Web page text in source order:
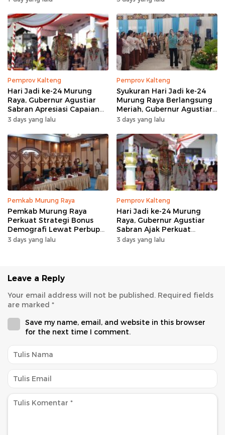
Pemprov Kalteng
Hari Jadi ke-24 Murung
Raya, Gubernur Agustiar
Sabran Apresiasi Capaian
Pembangunan
3 days yang lalu
Pemprov Kalteng
Syukuran Hari Jadi ke-24
Murung Raya Berlangsung
Meriah, Gubernur Agustiar
Sabran Hibur Masyarakat
3 days yang lalu
Pemkab Murung Raya
Pemkab Murung Raya
Perkuat Strategi Bonus
Demografi Lewat Perbup
Nomor 14 Tahun 2026
3 days yang lalu
Pemprov Kalteng
Hari Jadi ke-24 Murung
Raya, Gubernur Agustiar
Sabran Ajak Perkuat
Sinergi Pembangunan
3 days yang lalu
Leave a Reply
Your email address will not be published. Required fields
are marked *
Save my name, email, and website in this browser
for the next time I comment.